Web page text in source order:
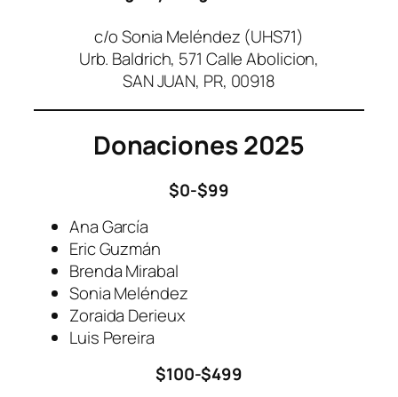
c/o Sonia Meléndez (UHS71)
Urb. Baldrich, 571 Calle Abolicion,
SAN JUAN, PR, 00918
Donaciones 2025
$0-$99
Ana García
Eric Guzmán
Brenda Mirabal
Sonia Meléndez
Zoraida Derieux
Luis Pereira
$100-$499